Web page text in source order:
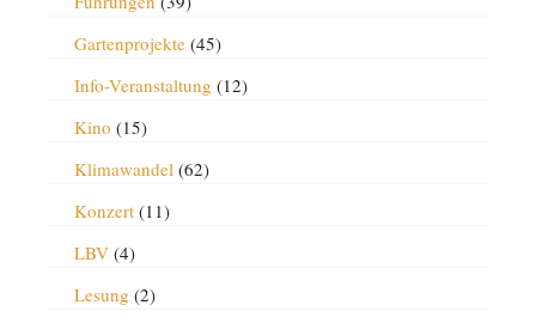
Gartenprojekte(45)
Info-Veranstaltung (12)
Kino (15)
Klimawandel(62)
Konzert(11)
LBV(4)
Lesung (2)